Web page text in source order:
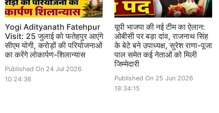
Yogi Adityanath Fatehpur
Visit: 25 जुलाई को फतेहपुर आएंगे
सीएम योगी, करोड़ों की परियोजनाओं
का करेंगे लोकार्पण-शिलान्यास
Published On 24 Jul 2026
10:24:36
यूपी भाजपा की नई टीम का ऐलान:
ओबीसी पर बड़ा दांव, राजनाथ सिंह
के बेटे बने उपाध्यक्ष, सुरेश राणा-पूजा
पाल समेत कई नेताओं को मिली
जिम्मेदारी
Published On 25 Jun 2026
18:34:15